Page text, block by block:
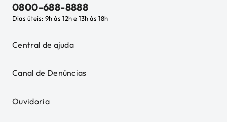
0800-688-8888
Dias úteis: 9h às 12h e 13h às 18h
Central de ajuda
Canal de Denúncias
Ouvidoria